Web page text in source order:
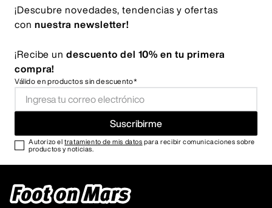
¡Descubre novedades, tendencias y ofertas
con nuestra newsletter!
¡Recibe un descuento del 10% en tu primera
compra!
Válido en productos sin descuento*
Suscribirme
Autorizo eltratamiento de mis datos para recibir comunicaciones sobre
productos y noticias.